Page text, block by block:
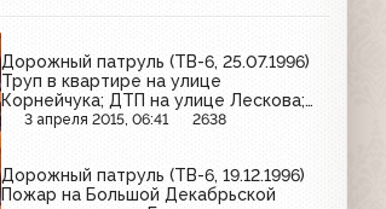
Дорожный патруль (ТВ-6, 25.07.1996)
Труп в квартире на улице
Корнейчука; ДТП на улице Лескова;
ДТП на Можайском шоссе
3 апреля 2015, 06:41 2638
Дорожный патруль (ТВ-6, 19.12.1996)
Пожар на Большой Декабрьской